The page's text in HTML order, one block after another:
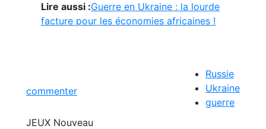
Lire aussi :Guerre en Ukraine : la lourde
facture pour les économies africaines !
commenter
Russie
Ukraine
guerre
JEUX Nouveau